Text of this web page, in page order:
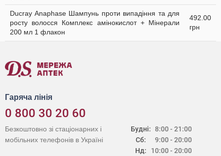
Ducray Anaphase Шампунь проти випадіння та для
росту волосся Комплекс амінокислот + Мінерали
200 мл 1 флакон
492.00
грн
Гаряча лінія
0 800 30 20 60
Будні:
Сб:
Нд:
8:00 - 21:00
9:00 - 20:00
10:00 - 20:00
Безкоштовно зі стаціонарних і
мобільних телефонів в Україні